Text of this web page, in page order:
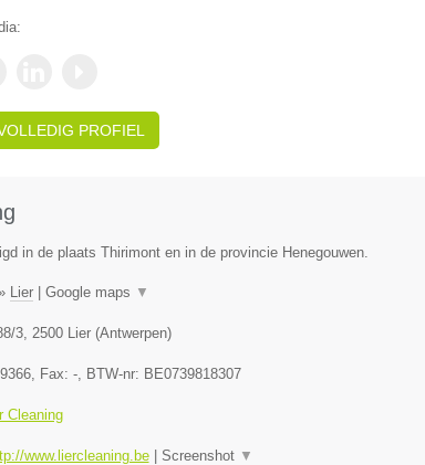
PROFIEL
in de plaats Thirimont en in de provincie Henegouwen.
Lier| Google maps ▼
3, 2500 Lier(Antwerpen)
, Fax: -, BTW-nr: BE0739818307
Cleaning
www.liercleaning.be| Screenshot ▼